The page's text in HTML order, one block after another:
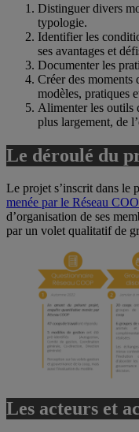
Distinguer divers
typologie.
Identifier les
ses avantages et
Documenter les
Créer des moments
modèles, pratiques
Alimenter les outils
plus largement, de
Le déroulé du
Le projet s’inscrit dans le
menée par le Réseau
d’organisation de ses
par un volet qualitatif de
Les acteurs et